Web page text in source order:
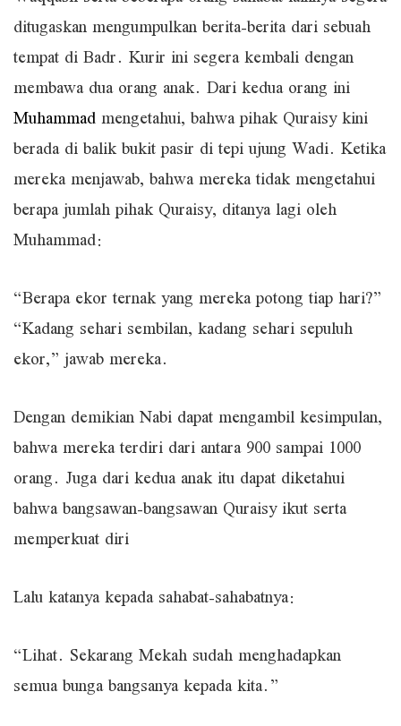
ditugaskan mengumpulkan berita-berita dari sebuah
tempat di Badr. Kurir ini segera kembali dengan
membawa dua orang anak. Dari kedua orang ini
Muhammadmengetahui, bahwa pihak Quraisy kini
berada di balik bukit pasir di tepi ujung Wadi. Ketika
mereka menjawab, bahwa mereka tidak mengetahui
berapa jumlah pihak Quraisy, ditanya lagi oleh
Muhammad:
“Berapa ekor ternak yang mereka potong tiap hari?”
“Kadang sehari sembilan, kadang sehari sepuluh
ekor,” jawab mereka.
Dengan demikian Nabi dapat mengambil kesimpulan,
bahwa mereka terdiri dari antara 900 sampai 1000
orang. Juga dari kedua anak itu dapat diketahui
bahwa bangsawan-bangsawan Quraisy ikut serta
memperkuat diri
Lalu katanya kepada sahabat-sahabatnya:
“Lihat. Sekarang Mekah sudah menghadapkan
semua bunga bangsanya kepada kita.”